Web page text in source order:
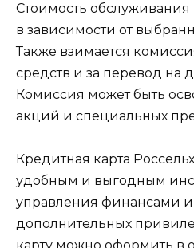
Стоимость обслуживания
в зависимости от
Также взимается
средств и за перевод на
Комиссия может быть
акций и специальных
Кредитная карта
удобным и выгодным
управления финансами
дополнительных